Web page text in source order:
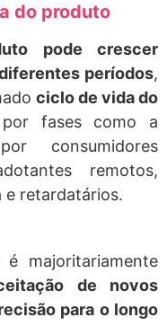
do produto
pode crescer
períodos,
ciclo de vida do
fases como a
consumidores
remotos,
e retardatários.
majoritariamente
de novos
para o longo